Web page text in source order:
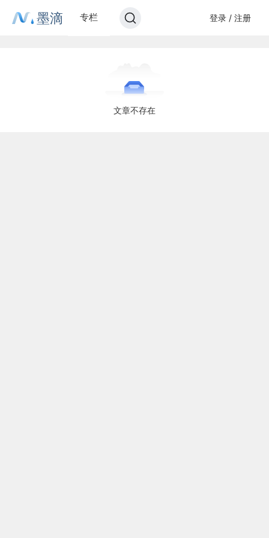
墨滴 专栏 登录 / 注册
文章不存在